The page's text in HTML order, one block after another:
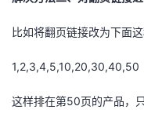
比如将翻页链接改为下面这
1,2,3,4,5,10,20,30,40,50
这样排在第50页的产品，